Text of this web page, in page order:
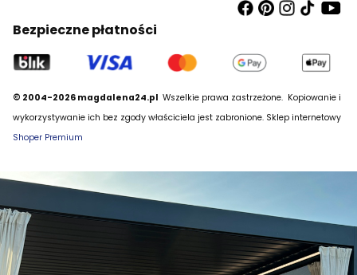
Bezpieczne płatności
© 2004-2026 magdalena24.pl Wszelkie prawa zastrzeżone. Kopiowanie i
wykorzystywanie ich bez zgody właściciela jest zabronione. Sklep internetowy
Shoper Premium